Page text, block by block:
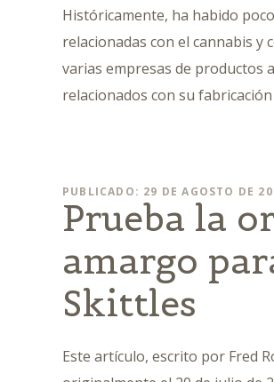
Históricamente, ha habido
relacionadas con el cannabis y
varias empresas de productos
relacionados con su
PUBLICADO: 29 DE AGOSTO DE
Prueba la
amargo
Skittles
Este artículo, escrito por Fred